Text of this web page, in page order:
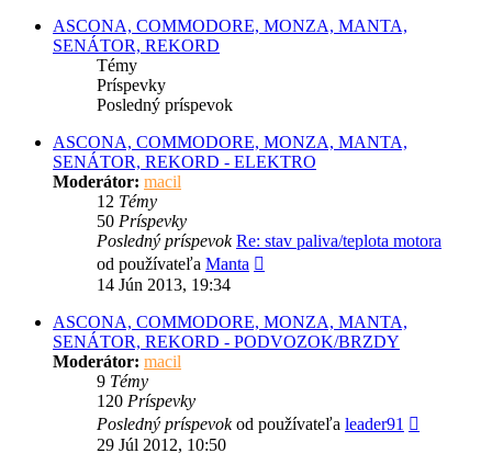
ASCONA, COMMODORE, MONZA, MANTA,
SENÁTOR, REKORD
Témy
Príspevky
Posledný príspevok
ASCONA, COMMODORE, MONZA, MANTA,
SENÁTOR, REKORD - ELEKTRO
Moderátor: macil
12 Témy
50 Príspevky
Posledný príspevok Re: stav paliva/teplota motora
od používateľa Manta
14 Jún 2013, 19:34
ASCONA, COMMODORE, MONZA, MANTA,
SENÁTOR, REKORD - PODVOZOK/BRZDY
Moderátor: macil
9 Témy
120 Príspevky
Posledný príspevokod používateľa leader91
29 Júl 2012, 10:50